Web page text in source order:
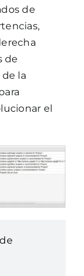
de
de
la
el